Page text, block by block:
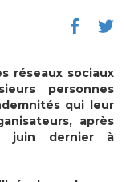
réseaux sociaux
personnes
qui leur
après
juin dernier à